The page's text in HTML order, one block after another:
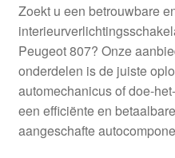
Zoekt u een betrouwbare
Peugeot 807? Onze
onderdelen is de juiste
automechanicus of doe-
een efficiënte en
aangeschafte